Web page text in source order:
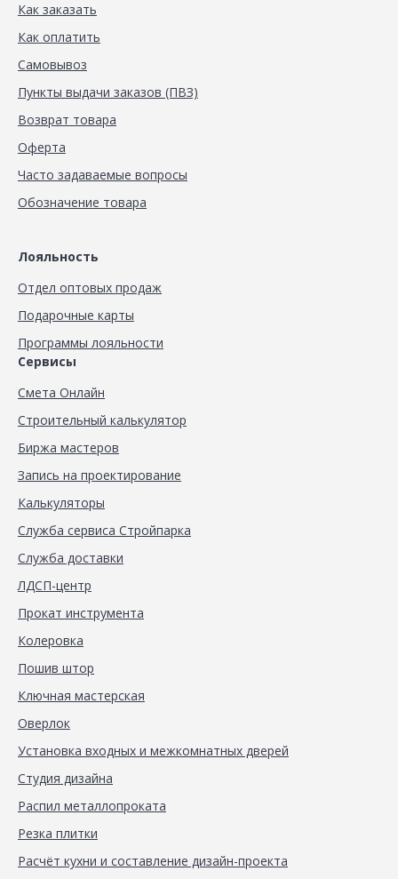
Как заказать
Как оплатить
Самовывоз
Пункты выдачи заказов (ПВЗ)
Возврат товара
Оферта
Часто задаваемые вопросы
Обозначение товара
Лояльность
Отдел оптовых продаж
Подарочные карты
Программы лояльности
Сервисы
Смета Онлайн
Строительный калькулятор
Биржа мастеров
Запись на проектирование
Калькуляторы
Служба сервиса Стройпарка
Служба доставки
ЛДСП-центр
Прокат инструмента
Колеровка
Пошив штор
Ключная мастерская
Оверлок
Установка входных и межкомнатных дверей
Студия дизайна
Распил металлопроката
Резка плитки
Расчёт кухни и составление дизайн-проекта